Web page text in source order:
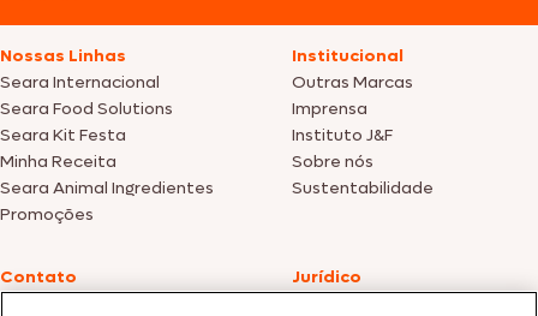
Nossas Linhas
Seara Internacional
Seara Food Solutions
Seara Kit Festa
Minha Receita
Seara Animal Ingredientes
Promoções
Institucional
Outras Marcas
Imprensa
Instituto J&F
Sobre nós
Sustentabilidade
Contato
Jurídico